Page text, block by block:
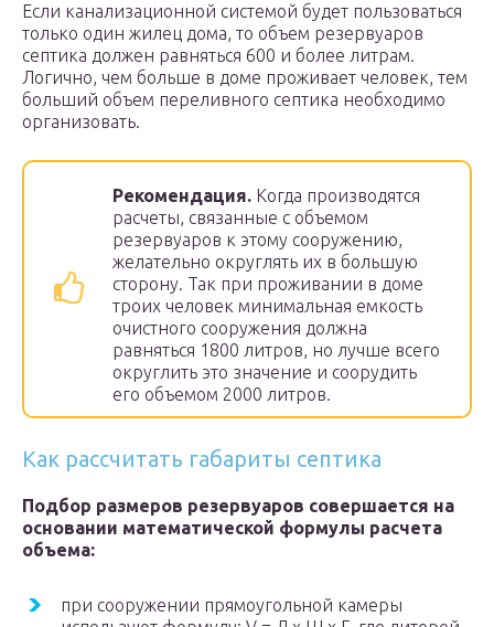
Если канализационной системой будет пользоваться
только один жилец дома, то объем резервуаров
септика должен равняться 600 и более литрам.
Логично, чем больше в доме проживает человек, тем
больший объем переливного септика необходимо
организовать.
Рекомендация. Когда производятся
расчеты, связанные с объемом
резервуаров к этому сооружению,
желательно округлять их в большую
сторону. Так при проживании в доме
троих человек минимальная емкость
очистного сооружения должна
равняться 1800 литров, но лучше всего
округлить это значение и соорудить
его объемом 2000 литров.
Как рассчитать габариты септика
Подбор размеров резервуаров совершается на
основании математической формулы расчета
объема:
при сооружении прямоугольной камеры